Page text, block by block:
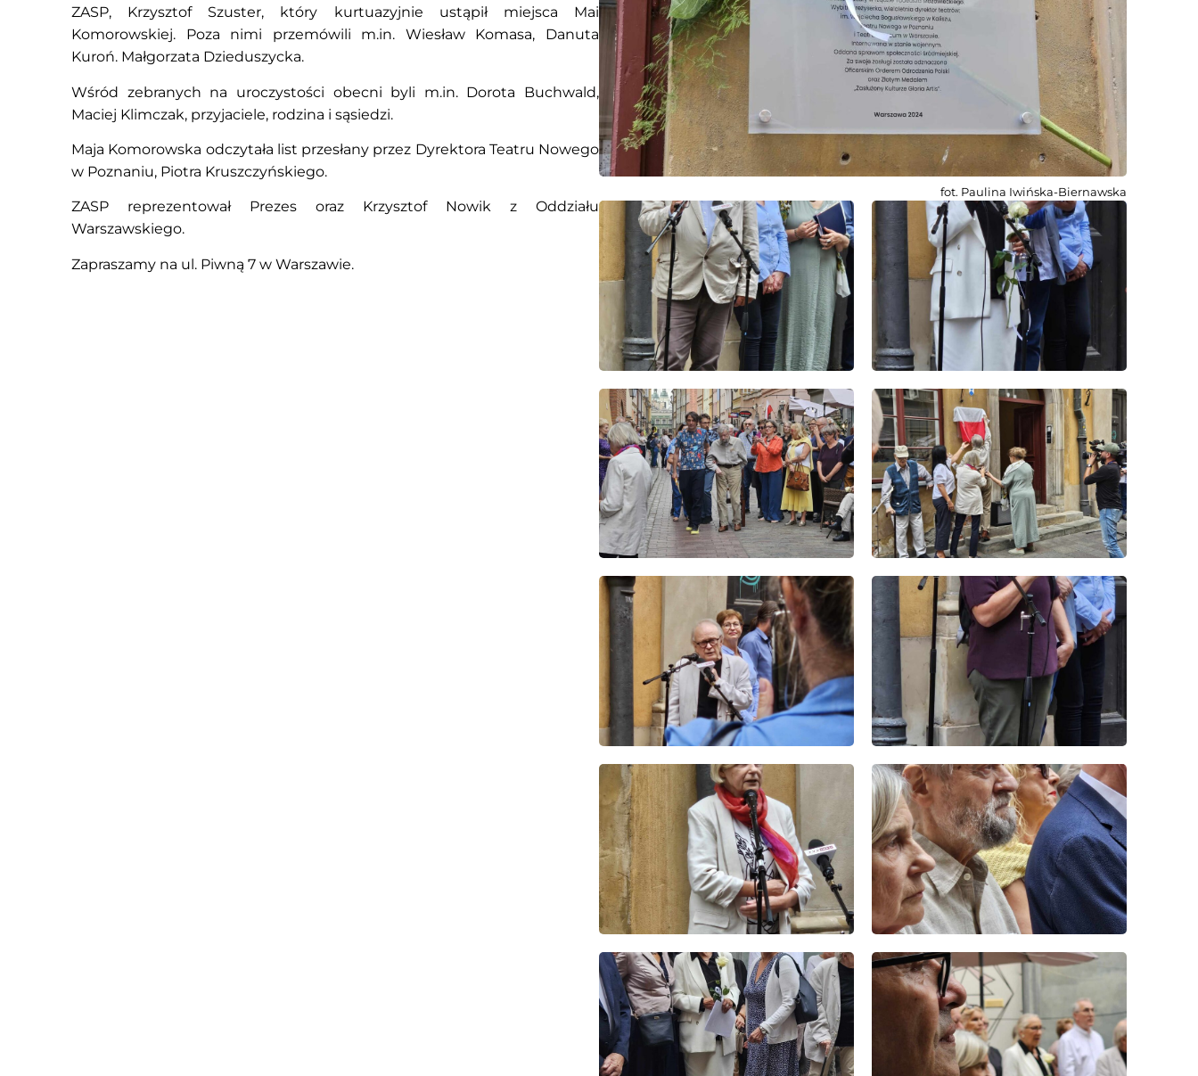
ZASP, Krzysztof Szuster, który kurtuazyjnie ustąpił miejsca Mai
Komorowskiej. Poza nimi przemówili m.in. Wiesław Komasa, Danuta
Kuroń. Małgorzata Dzieduszycka.
Wśród zebranych na uroczystości obecni byli m.in. Dorota Buchwald,
Maciej Klimczak, przyjaciele, rodzina i sąsiedzi.
Maja Komorowska odczytała list przesłany przez Dyrektora Teatru Nowego
w Poznaniu, Piotra Kruszczyńskiego.
ZASP reprezentował Prezes oraz Krzysztof Nowik z Oddziału
Warszawskiego.
Zapraszamy na ul. Piwną 7 w Warszawie.
fot. Paulina Iwińska-Biernawska